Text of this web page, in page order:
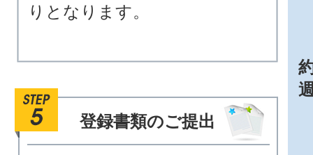
りとなります。
登録書類のご提出